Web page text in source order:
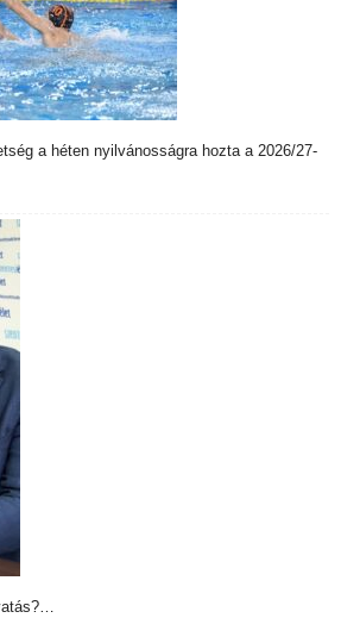
a héten nyilvánosságra hozta a 2026/27-